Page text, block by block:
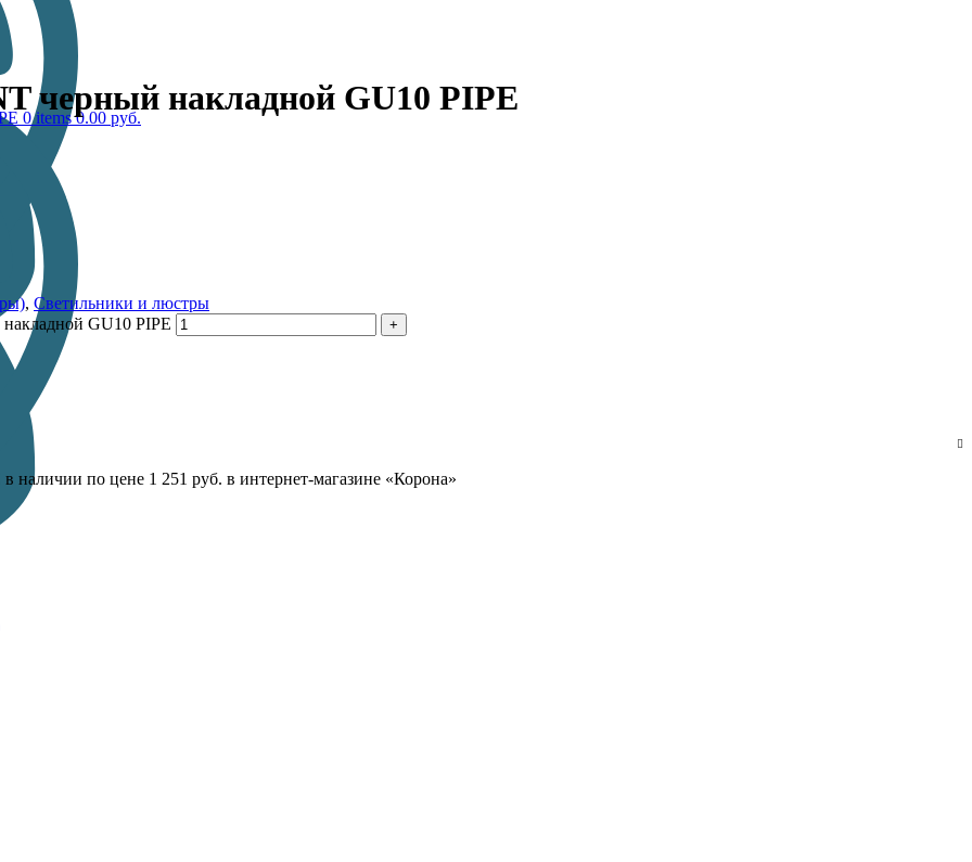
0items 0.00 руб.
черный накладной GU10 PIPE
, Светильники и люстры
GU10 PIPE
по цене 1 251 руб. в интернет-магазине «Корона»